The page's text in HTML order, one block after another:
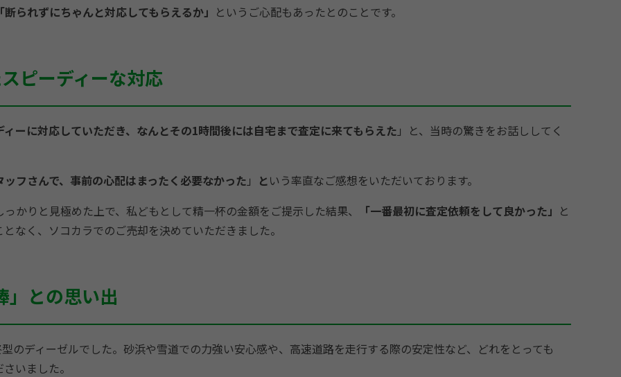
断られずにちゃんと対応してもらえるか」 というご心配もあったとのことです。
ピーディーな対応
ーに対応していただき、なんとその1時間後には自宅まで査定に来てもらえた 」と、当時の驚きをお話ししてく
ッフさんで、事前の心配はまったく必要なかった 」 という率直なご感想をいただいております。
かりと見極めた上で、私どもとして精一杯の金額をご提示した結果、
「一番最初に査定依頼をして良かった」 と
なく、ソコカラでのご売却を決めていただきました。
」との思い出
のディーゼルでした。砂浜や雪道での力強い安心感や、高速道路を走行する際の安定性など、どれをとっても
いました。